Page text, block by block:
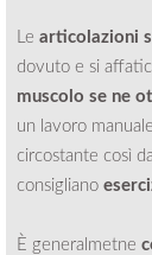
Le articolazioni
dovuto e si
muscolo se ne
un lavoro
circostante così da
consigliano
È generalmetne